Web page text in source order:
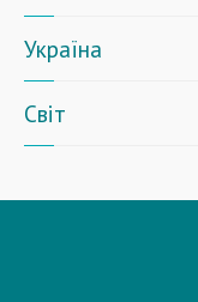
Україна
Світ